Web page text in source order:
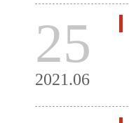
25
2021.06